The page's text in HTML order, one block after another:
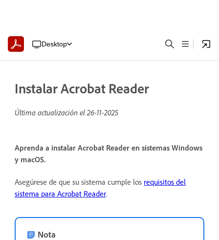
Desktop
Instalar Acrobat Reader
Última actualización el26-11-2025
Aprenda a instalar Acrobat Reader en sistemas Windows
y macOS.
Asegúrese de que su sistema cumple los requisitos del
sistema para Acrobat Reader.
Nota